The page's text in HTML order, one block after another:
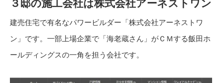
３邸の施工会社は株式会社アーネストワン
建売住宅で有名なパワービルダー「株式会社アーネストワ
ン」です。一部上場企業で「海老蔵さん」がＣＭする飯田ホ
ールディングスの一角を担う会社です。